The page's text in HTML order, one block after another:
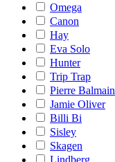
Omega
Canon
Hay
Eva Solo
Hunter
Trip Trap
Pierre Balmain
Jamie Oliver
Billi Bi
Sisley
Skagen
Lindberg